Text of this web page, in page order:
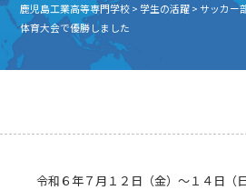
鹿児島工業高等専門学校>学生の活躍>サッカー
体育大会で優勝しました
令和６年７月１２日（金）〜１４日（